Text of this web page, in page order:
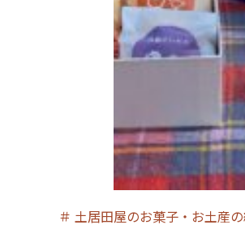
＃ 土居田屋のお菓子・お土産